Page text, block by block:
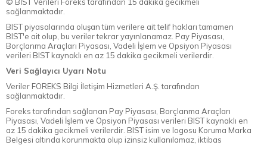
© BİST Verileri Foreks tarafından 15 dakika gecikmeli
sağlanmaktadır.
BIST piyasalarında oluşan tüm verilere ait telif hakları tamamen
BIST'e ait olup, bu veriler tekrar yayınlanamaz. Pay Piyasası,
Borçlanma Araçları Piyasası, Vadeli İşlem ve Opsiyon Piyasası
verileri BIST kaynaklı en az 15 dakika gecikmeli verilerdir.
Veri Sağlayıcı Uyarı Notu
Veriler FOREKS Bilgi İletişim Hizmetleri A.Ş. tarafından
sağlanmaktadır.
Foreks tarafından sağlanan Pay Piyasası, Borçlanma Araçları
Piyasası, Vadeli İşlem ve Opsiyon Piyasası verileri BIST kaynaklı en
az 15 dakika gecikmeli verilerdir. BIST isim ve logosu Koruma Marka
Belgesi altında korunmakta olup izinsiz kullanılamaz, iktibas